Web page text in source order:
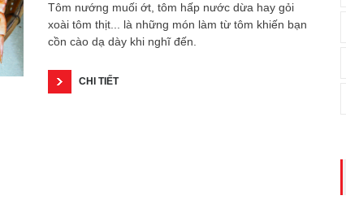
Tôm nướng muối ớt, tôm hấp nước dừa hay gỏi
xoài tôm thịt... là những món làm từ tôm khiến bạn
cồn cào dạ dày khi nghĩ đến.
CHI TIẾT